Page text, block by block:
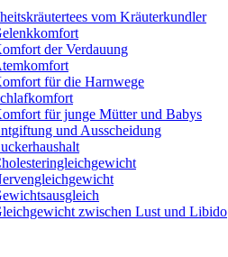
vom Kräuterkundler
der Verdauung
für die Harnwege
für junge Mütter und Babys
und Ausscheidung
zwischen Lust und Libido